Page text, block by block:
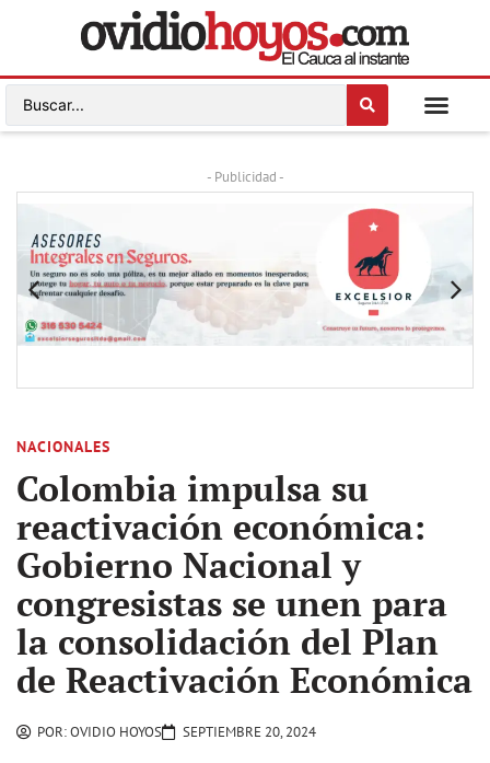
- Publicidad -
NACIONALES
Colombia impulsa su
reactivación económica:
Gobierno Nacional y
congresistas se unen para
la consolidación del Plan
de Reactivación Económica
POR:OVIDIO HOYOS SEPTIEMBRE 20, 2024